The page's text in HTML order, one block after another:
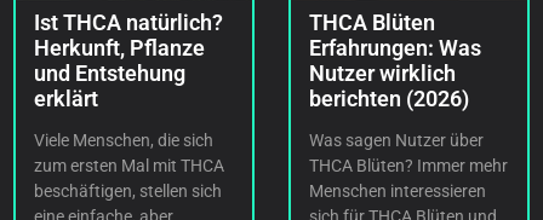
Ist THCA natürlich?
Herkunft, Pflanze
und Entstehung
erklärt
Viele Menschen, die sich
zum ersten Mal mit THCA
beschäftigen, stellen sich
THCA Blüten
Erfahrungen: Was
Nutzer wirklich
berichten (2026)
Was sagen Nutzer über
THCA Blüten? Immer mehr
Menschen interessieren